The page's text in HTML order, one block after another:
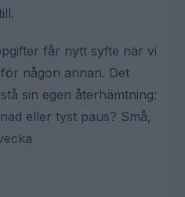
får nytt syfte när vi
någon annan. Det
sin egen återhämtning:
eller tyst paus? Små,